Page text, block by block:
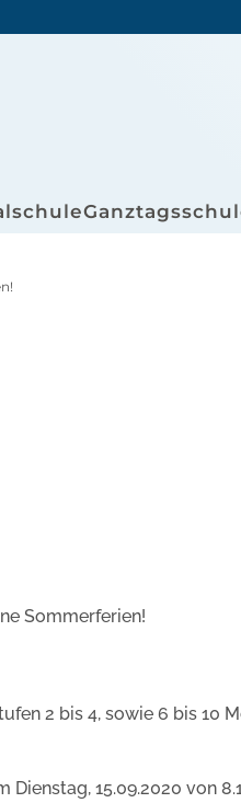
Sommerferien!
2 bis 4, sowie 6 bis 10
15.09.2020 von